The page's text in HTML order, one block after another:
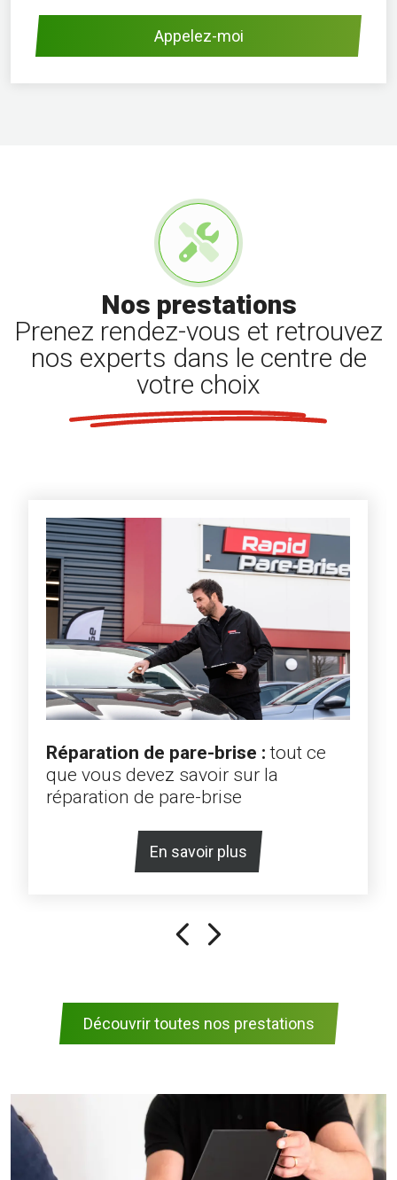
Appelez-moi
Nos prestations
Prenez rendez-vous et retrouvez
nos experts dans le centre de
votre choix
Réparation de pare-brise :tout ce
que vous devez savoir sur la
réparation de pare-brise
En savoir plus
Découvrir toutes nos prestations